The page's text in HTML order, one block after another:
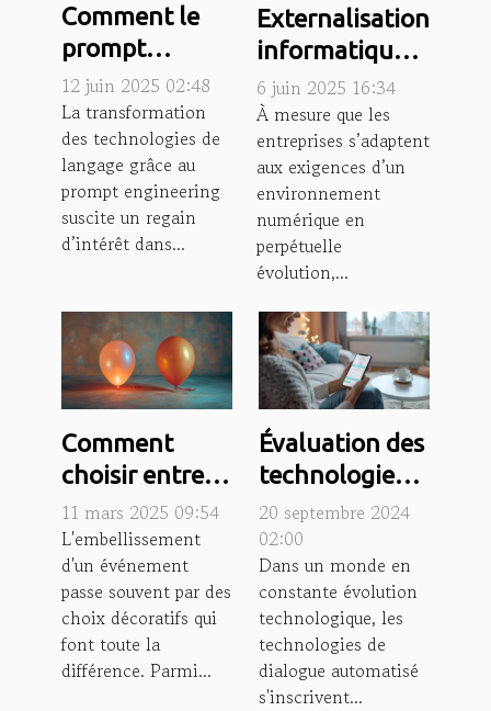
Comment le
prompt
engineering
transforme
l'efficacité des
technologies
de langage
12 juin 2025 02:48
La transformation
des technologies de
langage grâce au
prompt engineering
suscite un regain
d’intérêt dans...
Externalisation
informatique :
quand la saisie
devient un
levier de
performance
6 juin 2025 16:34
À mesure que les
entreprises s’adaptent
aux exigences d’un
environnement
numérique en
perpétuelle
évolution,...
Comment
choisir entre
un ballon
lumineux à
l'hélium et à
l'air
11 mars 2025 09:54
L'embellissement
d'un événement
passe souvent par des
choix décoratifs qui
font toute la
différence. Parmi...
Évaluation des
technologies
de dialogue
automatisé :
avantages et
limites
20 septembre 2024
02:00
Dans un monde en
constante évolution
technologique, les
technologies de
dialogue automatisé
s'inscrivent...